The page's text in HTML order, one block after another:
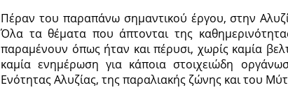
Πέραν του παραπάνω σημαντικού έργου, στην
Όλα τα θέματα που άπτονται της
παραμένουν όπως ήταν και πέρυσι, χωρίς καμία
καμία ενημέρωση για κάποια στοιχειώδη
Ενότητας Αλυζίας, της παραλιακής ζώνης και του